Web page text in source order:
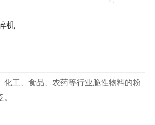
机
化工、食品、农药等行业脆性物料的粉